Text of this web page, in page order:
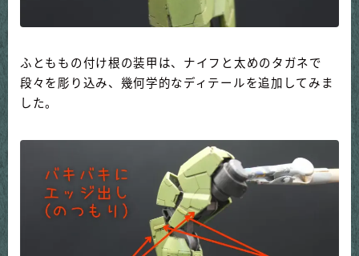
ふとももの付け根の装甲は、ナイフと太めのタガネで
段々を彫り込み、幾何学的なディテールを追加してみま
した。